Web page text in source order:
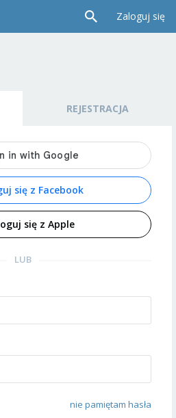
Zaloguj się
REJESTRACJA
się z Facebook
się z Apple
LUB
nie pamiętam hasła